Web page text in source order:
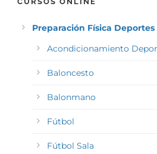
Preparación Física
Acondicionamiento
Baloncesto
Balonmano
Fútbol
Fútbol Sala